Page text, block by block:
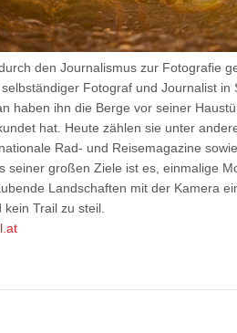
den Journalismus zur Fotografie
Fotograf und Journalist in
haben ihn die Berge vor seiner
hat. Heute zählen sie unter
Rad- und Reisemagazine
seiner großen Ziele ist es, einmalige
Landschaften mit der Kamera
Trail zu steil.